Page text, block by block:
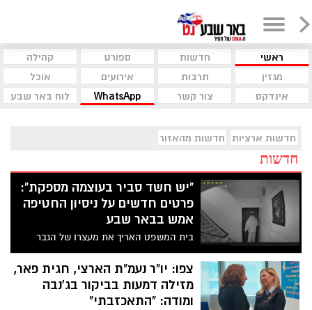
ראשי חדשות ספורט
קהילה
מגזין
תרבות אירועים
אוכל
אינדקס
צור קשר WhatsApp לוח באר שבע
חדשות ארציות חדשות מהאזור
חדשות
"יש חשד סביר בעוצמה מספקת":
פרטים חדשים על ניסיון החטיפה
אמש בבאר שבע
בית המשפט האריך את מעצרו של הגבר
שתועד בבית ילדה בבאר שבע, בחשד
לתקיפתה ולמעורבות בהיעלמותה של היימנוט
קסאו מצפת, והחקירה הועברה ליחידת להב
433
צפו: יו"ר נעמ"ת הארצי, חגית פאר,
מזילה דמעות בביקור בג'נבה
ומודה: "התאכזבתי"